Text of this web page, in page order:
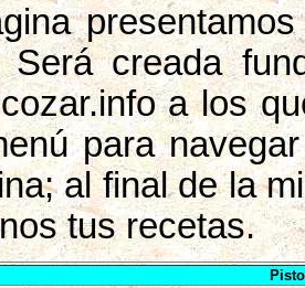
Será creada
a los
para
al final de la
tus recetas.